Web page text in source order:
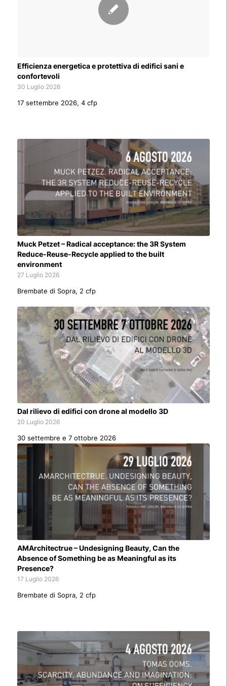
Efficienza energetica e protettiva di edifici sani e
confortevoli
30 Luglio 2026
17 settembre 2026, 4 cfp
Muck Petzet – Radical acceptance: the 3R System
Reduce-Reuse-Recycle applied to the built
environment
27 Luglio 2026
Brembate di Sopra, 2 cfp
Dal rilievo di edifici con drone al modello 3D
20 Luglio 2026
30 settembre e 7 ottobre 2026
AMArchitectrue – Undesigning Beauty, Can the
Absence of Something be as Meaningful as its
Presence?
17 Luglio 2026
Brembate di Sopra, 2 cfp